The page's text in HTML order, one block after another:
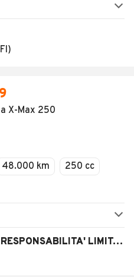
X-Max 250
48.000 km
250 cc
NEXTAUTO 88 SOCIETA' A RESPONSABILITA' LIMITATA SEMPLIFICATA